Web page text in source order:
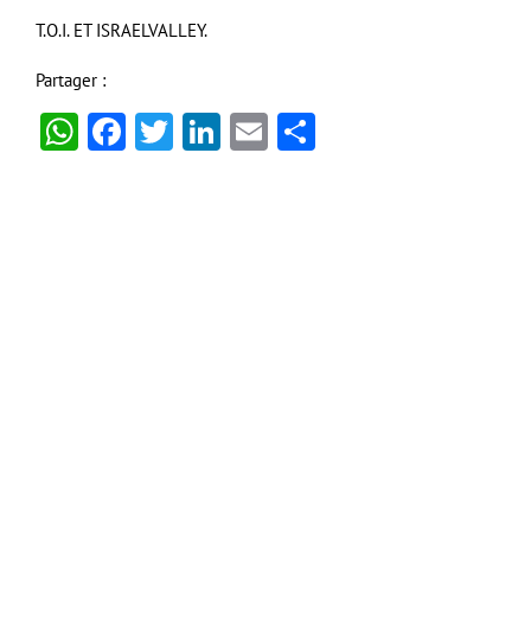
T.O.I. ET ISRAELVALLEY.
Partager :
WhatsApp
Facebook
Twitter
LinkedIn
Email